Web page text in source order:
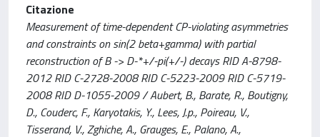
Citazione
Measurement of time-dependent CP-violating asymmetries
and constraints on sin(2 beta+gamma) with partial
reconstruction of B -> D-*+/-pi(+/-) decays RID A-8798-
2012 RID C-2728-2008 RID C-5223-2009 RID C-5719-
2008 RID D-1055-2009 / Aubert, B., Barate, R., Boutigny,
D., Couderc, F., Karyotakis, Y., Lees, J.p., Poireau, V.,
Tisserand, V., Zghiche, A., Grauges, E., Palano, A.,